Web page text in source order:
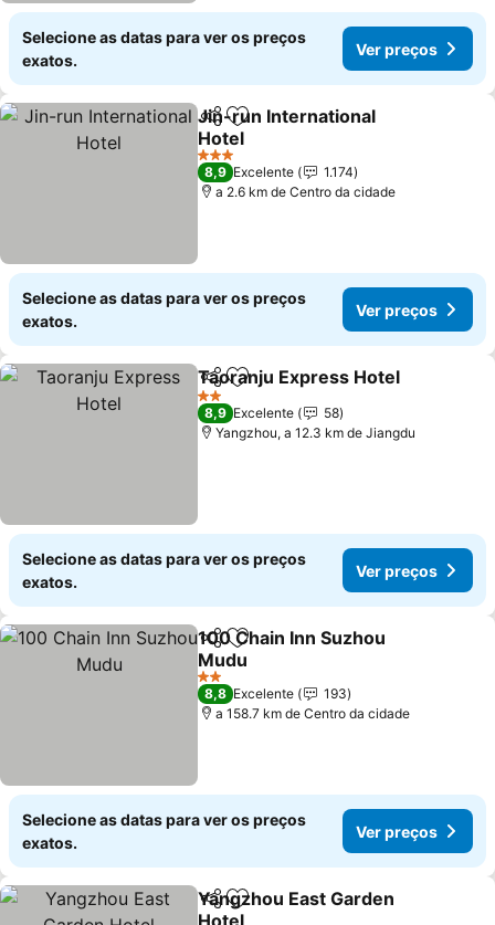
Selecione as datas para ver os preços
exatos.
Ver preços
PartilharAdicionar aos favoritos
Jin-run International
Hotel
3 Estrelas
8,9 Excelente
1.174
a 2.6 km de Centro da cidade
Selecione as datas para ver os preços
exatos.
Ver preços
PartilharAdicionar aos favoritos
Taoranju Express Hotel
2 Estrelas
8,9 Excelente
58
Yangzhou, a 12.3 km de Jiangdu
Selecione as datas para ver os preços
exatos.
Ver preços
PartilharAdicionar aos favoritos
100 Chain Inn Suzhou
Mudu
2 Estrelas
8,8 Excelente
193
a 158.7 km de Centro da cidade
Selecione as datas para ver os preços
exatos.
Ver preços
PartilharAdicionar aos favoritos
Yangzhou East Garden
Hotel